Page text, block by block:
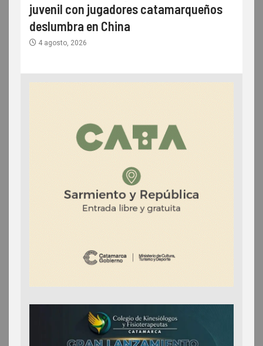
juvenil con jugadores catamarqueños
deslumbra en China
4 agosto, 2026